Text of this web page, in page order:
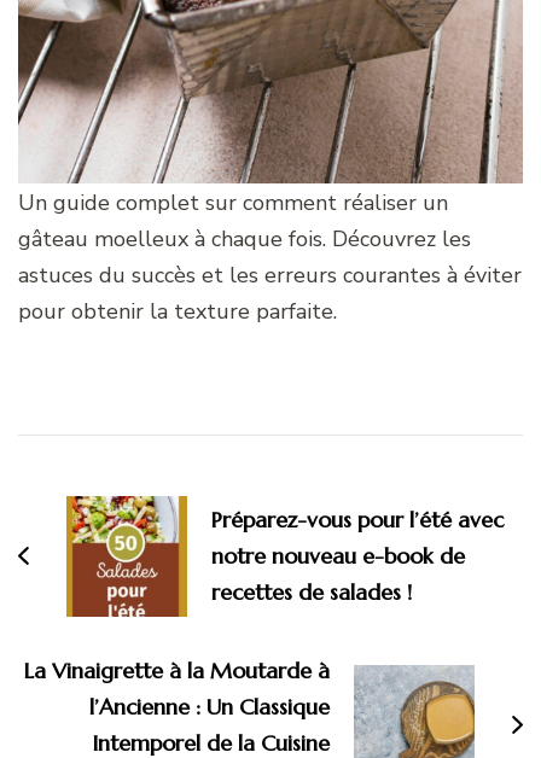
Un guide complet sur comment réaliser un
gâteau moelleux à chaque fois. Découvrez les
astuces du succès et les erreurs courantes à éviter
pour obtenir la texture parfaite.
d'article
Préparez-vous pour l’été avec
notre nouveau e-book de
recettes de salades !
La Vinaigrette à la Moutarde à
l’Ancienne : Un Classique
Intemporel de la Cuisine